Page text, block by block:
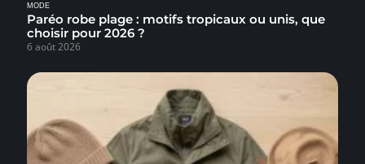
MODE
Paréo robe plage : motifs tropicaux ou unis, que
choisir pour 2026 ?
6 août 2026